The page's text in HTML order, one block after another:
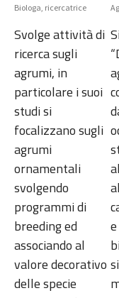
Biologa, ricercatrice
Svolge attività di
ricerca sugli
agrumi, in
particolare i suoi
studi si
focalizzano sugli
agrumi
ornamentali
svolgendo
programmi di
breeding ed
associando al
valore decorativo
delle specie